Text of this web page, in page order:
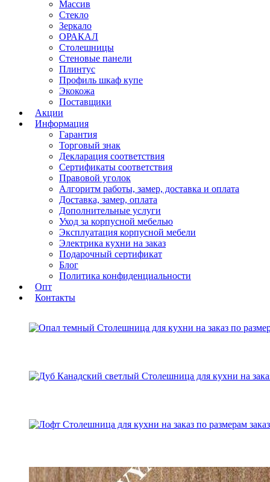
Массив
Стекло
Зеркало
ОРАКАЛ
Столешницы
Стеновые панели
Плинтус
Профиль шкаф купе
Экокожа
Поставщики
Акции
Информация
Гарантия
Торговый знак
Декларация соответствия
Сертификаты соответствия
Правовой уголок
Алгоритм работы, замер, доставка и оплата
Доставка, замер, оплата
Дополнительные услуги
Уход за корпусной мебелью
Эксплуатация корпусной мебели
Электрика кухни на заказ
Подарочный сертификат
Блог
Политика конфиденциальности
Опт
Контакты